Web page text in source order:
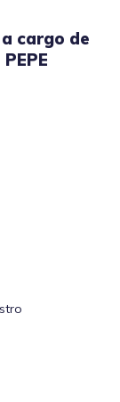
cargo de